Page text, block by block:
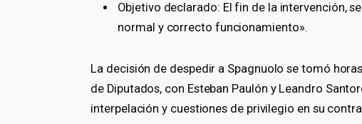
Objetivo declarado: El fin de la intervención,
normal y correcto funcionamiento».
La decisión de despedir a Spagnuolo se tomó
de Diputados, con Esteban Paulón y Leandro
interpelación y cuestiones de privilegio en su